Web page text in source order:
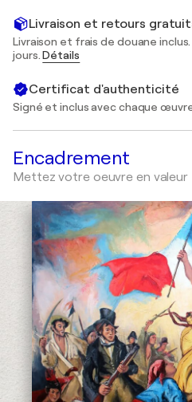
Livraison et retours
Livraison et frais de douane
jours.Détails
Certificat d'authenticité
Signé et inclus avec chaque
Encadrement
Mettez votre oeuvre en valeur